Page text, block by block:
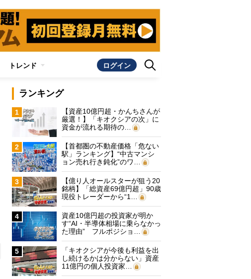
トレンド ログイン
ランキング
1
【資産10億円超・かんちさんが
厳選！】「キオクシアの次」に
資金が流れる期待の…
2
【首都圏の不動産価格「危ない
駅」ランキング】“中古マンシ
ョン売れ行き鈍化”のワ…
3
【億り人オールスターが狙う20
銘柄】「総資産69億円超」90歳
現役トレーダーから“1…
4
資産10億円超の投資家が明か
す“AI・半導体相場に乗らなかっ
た理由” フルポジショ…
5
「キオクシアが今後も利益を出
し続けるかは分からない」資産
11億円の個人投資家…